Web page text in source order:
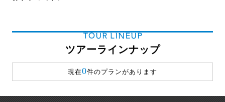
TOUR LINEUP
ツアーラインナップ
現在0件のプランがあります